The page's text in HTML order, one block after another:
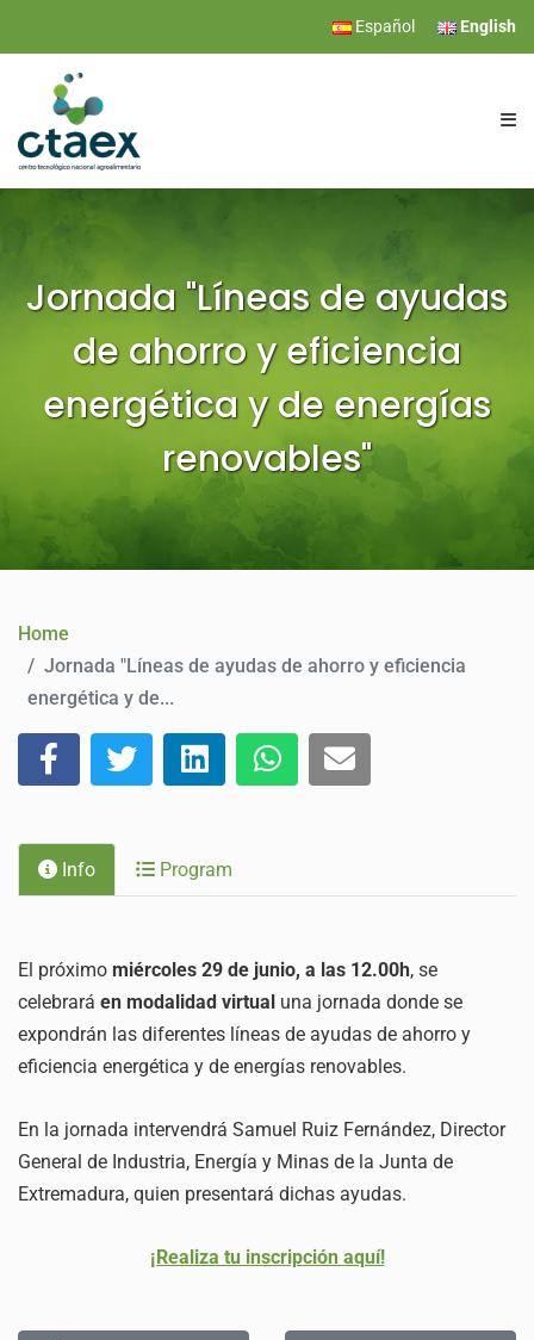
Español English
CTAEX
RESEARCH
SERVICES
EVENTS
NEWS
CONTACT
Jornada "Líneas de ayudas
de ahorro y eficiencia
energética y de energías
renovables"
Home
Jornada "Líneas de ayudas de ahorro y eficiencia
energética y de...
Info Program
El próximo miércoles 29 de junio, a las 12.00h, se
celebrará en modalidad virtual una jornada donde se
expondrán las diferentes líneas de ayudas de ahorro y
eficiencia energética y de energías renovables.
En la jornada intervendrá Samuel Ruiz Fernández, Director
General de Industria, Energía y Minas de la Junta de
Extremadura, quien presentará dichas ayudas.
¡Realiza tu inscripción aquí!